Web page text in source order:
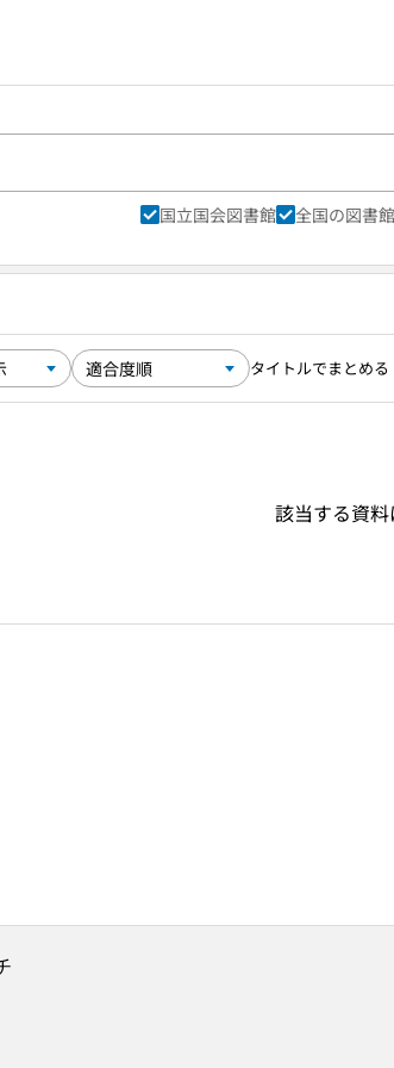
国立国会図書館 全国の図書館
タイトルでまとめる
該当する資